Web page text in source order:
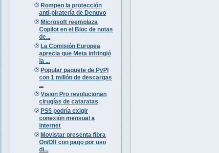
Rompen la protección
anti-piratería de Denuvo
Microsoft reemplaza
Copilot en el Bloc de notas
de...
La Comisión Europea
aprecia que Meta infringió
la ...
Popular paquete de PyPI
con 1 millón de descargas
...
Vision Pro revolucionan
cirugías de cataratas
PS5 podría exigir
conexión mensual a
internet
Movistar presenta fibra
On/Off con pago por uso
di...